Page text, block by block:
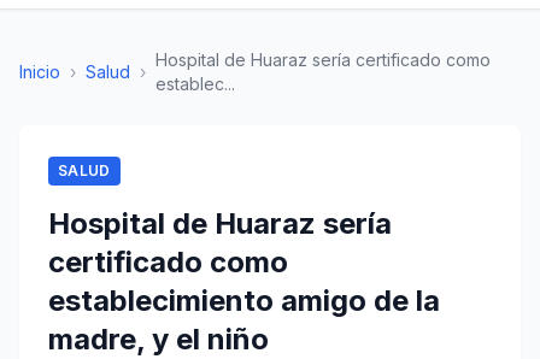
Inicio › Salud ›
Hospital de Huaraz sería certificado como
establec...
SALUD
Hospital de Huaraz sería
certificado como
establecimiento amigo de la
madre, y el niño